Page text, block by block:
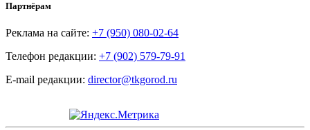
Партнёрам
Реклама на сайте: +7 (950) 080-02-64
Телефон редакции: +7 (902) 579-79-91
E-mail редакции: director@tkgorod.ru